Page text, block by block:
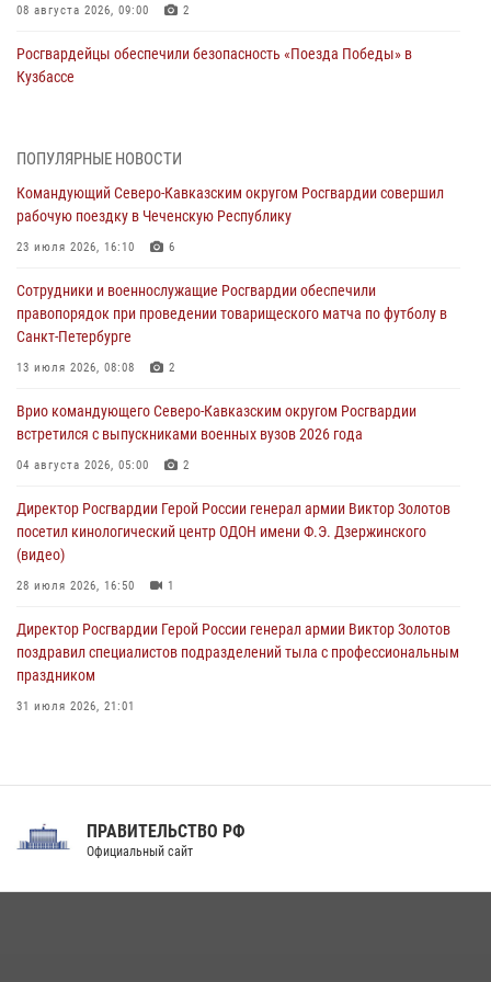
08 августа 2026, 09:00 2
Росгвардейцы обеспечили безопасность «Поезда Победы» в
Кузбассе
В Кабардино-Балкарии сотрудники Росгвардии провели турнир по
08 августа 2026, 07:00
Военнослужащие Софринской бригады Росгвардии встретились с
дорогой к Победе в СВО» (видео)
08 августа 2026, 07:00 2
ОМОН «Ойрат» Управления Росгвардии по Республике Калмыкия
08 августа 2026, 07:00
В Москве росгвардейцы оказали помощь медикам и девушке с
08 августа 2026, 06:32 1
ПОПУЛЯРНЫЕ НОВОСТИ
Командующий Северо-Кавказским округом Росгвардии совершил
рабочую поездку в Чеченскую Республику
23 июля 2026, 16:10 6
Сотрудники и военнослужащие Росгвардии обеспечили
правопорядок при проведении товарищеского матча по футболу в
Санкт-Петербурге
13 июля 2026, 08:08 2
Врио командующего Северо-Кавказским округом Росгвардии
встретился с выпускниками военных вузов 2026 года
04 августа 2026, 05:00 2
Директор Росгвардии Герой России генерал армии Виктор Золотов
посетил кинологический центр ОДОН имени Ф.Э. Дзержинского
(видео)
28 июля 2026, 16:50 1
Директор Росгвардии Герой России генерал армии Виктор Золотов
поздравил специалистов подразделений тыла с профессиональным
праздником
31 июля 2026, 21:01
Праздник «Один день с Росгвардией» к 105-летию Центрального
ПРАВИТЕЛЬСТВО РФ
Официальный сайт